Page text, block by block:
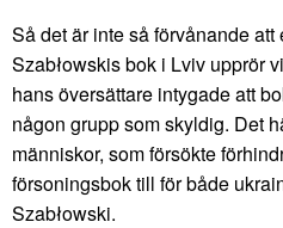
Så det är inte så förvånande
Szabłowskis bok i Lviv upprör
hans översättare intygade att
någon grupp som skyldig. Det
människor, som försökte
försoningsbok till för både
Szabłowski.